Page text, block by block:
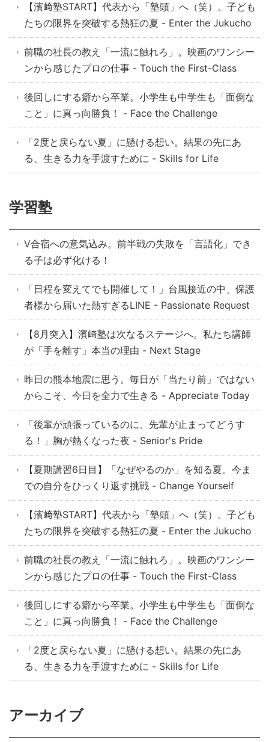
【濱﨑塾START】代表から「塾頭」へ（笑）。子ども
たちの限界を突破する熱狂の夏 - Enter the Jukucho
前職の社長の教え「一流に触れろ」。映画のワンシー
ンから感じたプロの仕事 - Touch the First-Class
後回しにする癖から卒業。小学生も中学生も「面倒な
こと」に真っ向勝負！ - Face the Challenge
「2度と戻らない夏」に懸ける想い。結果の先にあ
る、生きる力を手渡すために - Skills for Life
学習塾
V合宿への意気込み。前半戦の失敗を「言語化」でき
る子は必ず化ける！
「日程を変えてでも開催して！」台風接近の中、保護
者様から届いた熱すぎるLINE - Passionate Request
【8月突入】濱﨑塾は次なるステージへ。私たち講師
が「手を離す」本当の理由 - Next Stage
昨日の熊本地震に思う。毎日が「当たり前」ではない
からこそ、今日を全力で生きる - Appreciate Today
「後輩が頑張っているのに、先輩が止まってどうす
る！」胸が熱くなった夜 - Senior's Pride
【夏期講習6日目】「なぜやるのか」を知る夏。今ま
での自分をひっくり返す挑戦 - Change Yourself
【濱﨑塾START】代表から「塾頭」へ（笑）。子ども
たちの限界を突破する熱狂の夏 - Enter the Jukucho
前職の社長の教え「一流に触れろ」。映画のワンシー
ンから感じたプロの仕事 - Touch the First-Class
後回しにする癖から卒業。小学生も中学生も「面倒な
こと」に真っ向勝負！ - Face the Challenge
「2度と戻らない夏」に懸ける想い。結果の先にあ
る、生きる力を手渡すために - Skills for Life
アーカイブ